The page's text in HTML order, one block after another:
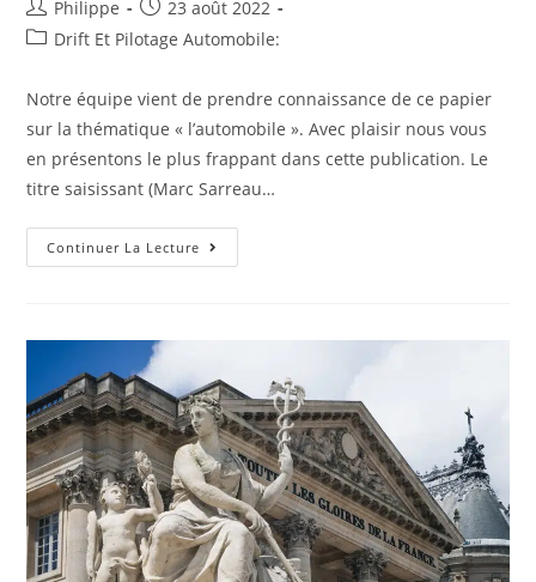
Auteur/autrice
de
Philippe
Post
published:
23 août 2022
PostDrift Et Pilotage Automobile:
Notre équipe vient de prendre connaissance de ce papier
sur la thématique « l’automobile ». Avec plaisir nous vous
en présentons le plus frappant dans cette publication. Le
titre saisissant (Marc Sarreau…
Continuer La Lecture Information
Pour
La
1re
Tape
Du
Tour
Poitou-
Charentes
En
N